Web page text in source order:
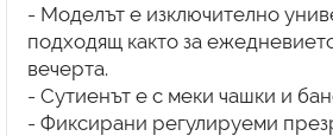
- Моделът е изключително
подходящ както за
вечерта.
- Сутиенът е с меки чашки и
- Фиксирани регулируеми